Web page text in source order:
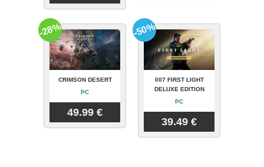
CRIMSON DESERT
PC
49.99 €
-28%
007 FIRST LIGHT
DELUXE EDITION
PC
39.49 €
-50%